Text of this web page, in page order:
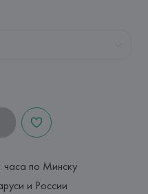
часа по Минску
и России